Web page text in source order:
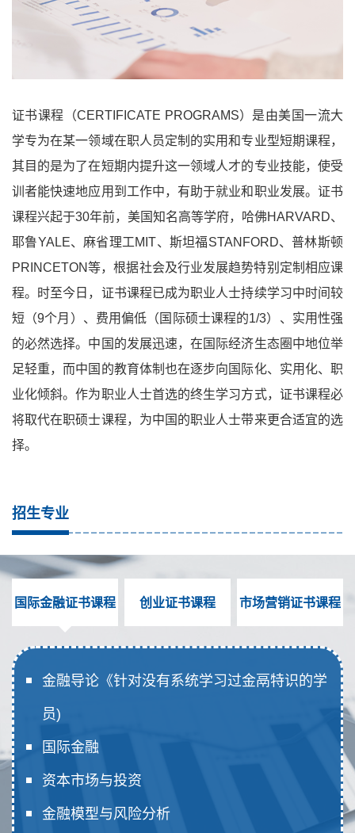
证书课程（CERTIFICATE PROGRAMS）是由美国一流大
学专为在某一领域在职人员定制的实用和专业型短期课程，
其目的是为了在短期内提升这一领域人才的专业技能，使受
训者能快速地应用到工作中，有助于就业和职业发展。证书
课程兴起于30年前，美国知名高等学府，哈佛HARVARD、
耶鲁YALE、麻省理工MIT、斯坦福STANFORD、普林斯顿
PRINCETON等，根据社会及行业发展趋势特别定制相应课
程。时至今日，证书课程已成为职业人士持续学习中时间较
短（9个月）、费用偏低（国际硕士课程的1/3）、实用性强
的必然选择。中国的发展迅速，在国际经济生态圈中地位举
足轻重，而中国的教育体制也在逐步向国际化、实用化、职
业化倾斜。作为职业人士首选的终生学习方式，证书课程必
将取代在职硕士课程，为中国的职业人士带来更合适宜的选
择。
招生专业
国际金融证书课程 创业证书课程 市场营销证书课程
金融导论《针对没有系统学习过金鬲特识的学
员)
国际金融
资本市场与投资
金融模型与风险分析